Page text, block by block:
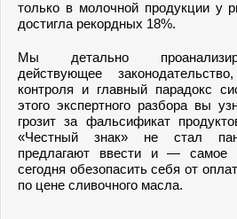
только в молочной продукции у
достигла рекордных 18%.
Мы детально
действующее
контроля и главный парадокс
этого экспертного разбора вы
грозит за фальсификат
«Честный знак» не стал
предлагают ввести и —
сегодня обезопасить себя от
по цене сливочного масла.